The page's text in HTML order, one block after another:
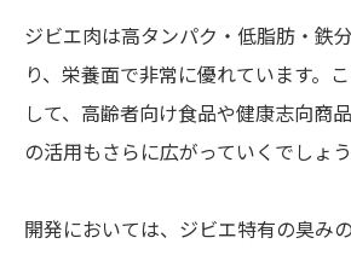
ジビエ肉は高タンパク・低脂肪・鉄
り、栄養面で非常に優れています。
して、高齢者向け食品や健康志向商
の活用もさらに広がっていくでしょう
開発においては、ジビエ特有の臭み